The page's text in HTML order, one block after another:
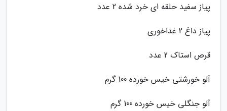
پیاز سفید حلقه ای خرد شده 2 عدد
پیاز داغ 2 غذاخوری
قرص استاک 2 عدد
آلو خورشتی خیس خورده 100 گرم
آلو جنگلی خیس خورده 100 گرم